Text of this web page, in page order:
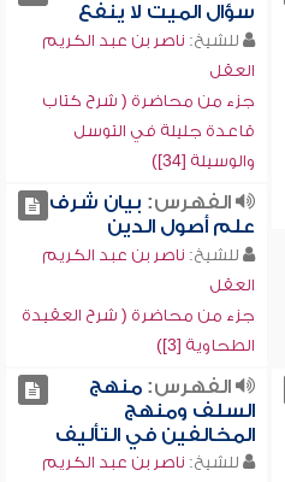
سؤال الميت لا ينفع
للشيخ: ناصر بن عبد الكريم
العقل
جزء من محاضرة ( شرح كتاب
قاعدة جليلة في التوسل
والوسيلة [34])
الفهرس: بيان شرف
علم أصول الدين
للشيخ: ناصر بن عبد الكريم
العقل
جزء من محاضرة ( شرح العقيدة
الطحاوية [3])
الفهرس:منهج
السلف ومنهج
المخالفين في التأليف
للشيخ: ناصر بن عبد الكريم